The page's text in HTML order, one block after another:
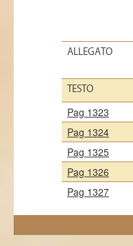
ALLEGATO
TESTO
Pag 1323
Pag 1324
Pag 1325
Pag 1326
Pag 1327